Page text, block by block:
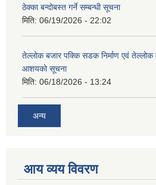
ठेक्का बन्दोबस्त गर्ने सम्बन्धी सूचना
मिति: 06/19/2026 - 22:02
तेल्लोक बजार पक्कि सडक निर्माण एवं
आशयको सूचना
मिति: 06/18/2026 - 13:24
अन्य
आय व्यय विवरण